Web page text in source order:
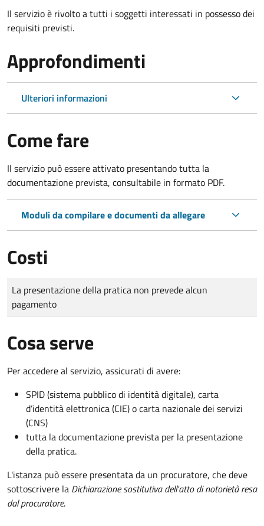
Il servizio è rivolto a tutti i soggetti interessati in possesso dei
requisiti previsti.
Approfondimenti
Ulteriori informazioni
Come fare
Il servizio può essere attivato presentando tutta la
documentazione prevista, consultabile in formato PDF.
Moduli da compilare e documenti da allegare
Costi
Tipo di pagamento
Importo
La presentazione della pratica non prevede alcun
pagamento
Cosa serve
Per accedere al servizio, assicurati di avere:
SPID (sistema pubblico di identità digitale), carta
d’identità elettronica (CIE) o carta nazionale dei servizi
(CNS)
tutta la documentazione prevista per la presentazione
della pratica.
L'istanza può essere presentata da un procuratore, che deve
sottoscrivere la Dichiarazione sostitutiva dell'atto di notorietà resa
dal procuratore.